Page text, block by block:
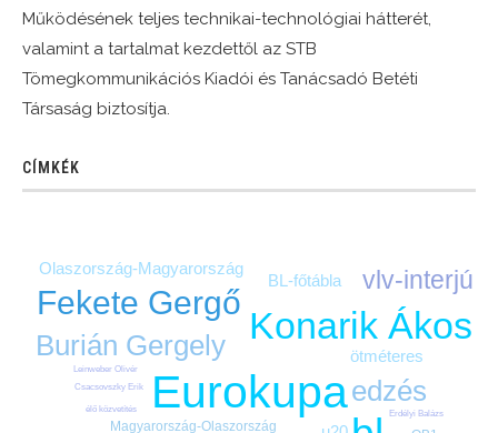
Működésének teljes technikai-technológiai hátterét,
valamint a tartalmat kezdettől az STB
Tömegkommunikációs Kiadói és Tanácsadó Betéti
Társaság biztosítja.
CÍMKÉK
Eurokupa
Konarik Ákos
Fekete Gergő
Burián Gergely
edzés
vlv-interjú
BL-főtábla
Olaszország-Magyarország
ötméteres
Magyarország-Olaszország
Csacsovszky Erik
Erdélyi Balázs
Leinweber Olivér
élő közvetítés